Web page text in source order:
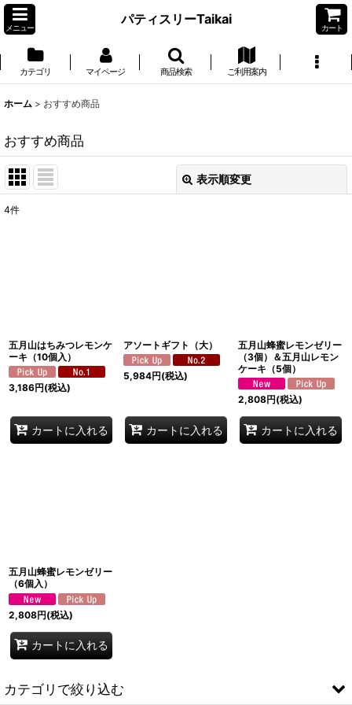
メニュー
パティスリーTaikai
カート
カテゴリ マイページ 商品検索 ご利用案内
ホーム > おすすめ商品
おすすめ商品
表示順変更
4件
五月山はちみつレモンケ
ーキ（10個入）
3,186円(税込)
カートに入れる
アソートギフト（大）
5,984円(税込)
カートに入れる
五月山蜂蜜レモンゼリー
（3個）＆五月山レモン
ケーキ（5個）
2,808円(税込)
カートに入れる
五月山蜂蜜レモンゼリー
（6個入）
2,808円(税込)
カートに入れる
カテゴリで絞り込む